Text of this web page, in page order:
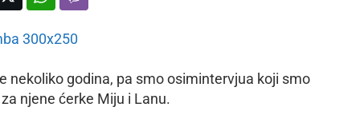
nekoliko godina, pa smo osimintervjua koji smo
njene ćerke Miju i Lanu.